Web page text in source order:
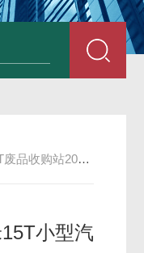
座椅轮椅秤 血透室轮椅
磅 2.2x5米15T小型汽车衡 上海10t带打印地磅
小型汽